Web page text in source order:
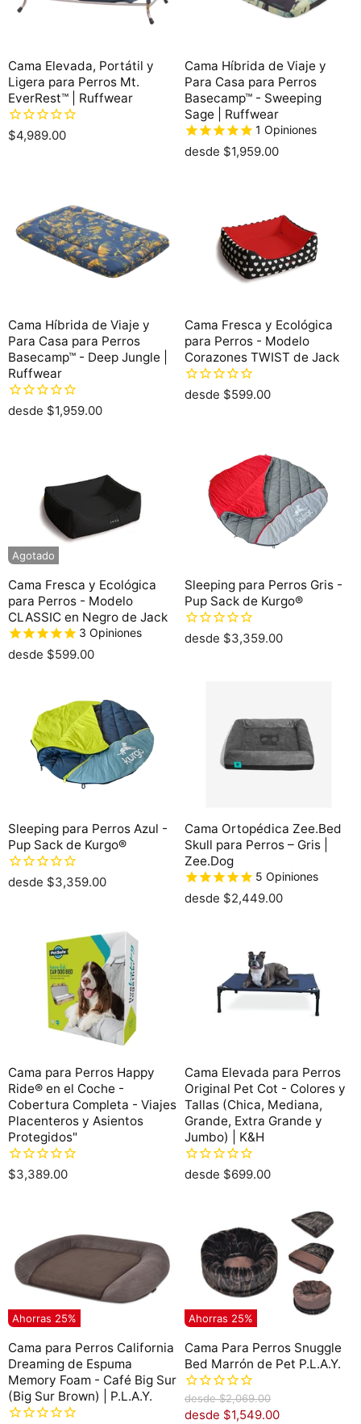
Cama Elevada, Portátil y
Ligera para Perros Mt.
EverRest™ | Ruffwear
$4,989.00
Cama Híbrida de Viaje y
Para Casa para Perros
Basecamp™ - Sweeping
Sage | Ruffwear
1 Opiniones
desde $1,959.00
Cama Híbrida de Viaje y
Para Casa para Perros
Basecamp™ - Deep Jungle |
Ruffwear
desde $1,959.00
Cama Fresca y Ecológica
para Perros - Modelo
Corazones TWIST de Jack
desde $599.00
Agotado
Cama Fresca y Ecológica
para Perros - Modelo
CLASSIC en Negro de Jack
3 Opiniones
desde $599.00
Sleeping para Perros Gris -
Pup Sack de Kurgo®
desde $3,359.00
Sleeping para Perros Azul -
Pup Sack de Kurgo®
desde $3,359.00
Cama Ortopédica Zee.Bed
Skull para Perros – Gris |
Zee.Dog
5 Opiniones
desde $2,449.00
Cama para Perros Happy
Ride® en el Coche -
Cobertura Completa - Viajes
Placenteros y Asientos
Protegidos"
$3,389.00
Cama Elevada para Perros
Original Pet Cot - Colores y
Tallas (Chica, Mediana,
Grande, Extra Grande y
Jumbo) | K&H
desde $699.00
Ahorras 25%
Cama para Perros California
Dreaming de Espuma
Memory Foam - Café Big Sur
(Big Sur Brown) | P.L.A.Y.
Ahorras 25%
Cama Para Perros Snuggle
Bed Marrón de Pet P.L.A.Y.
desdeP
r
$2,069.00
desde $1,549.00